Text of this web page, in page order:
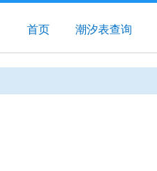
首页 潮汐表查询